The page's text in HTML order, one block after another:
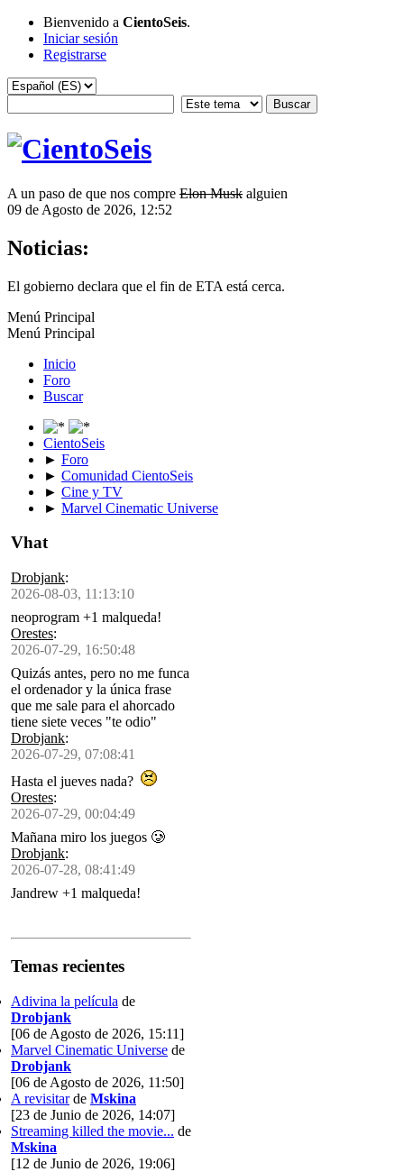
Bienvenido a CientoSeis.
Iniciar sesión
Registrarse
A un paso de que nos compre Elon Musk alguien
09 de Agosto de 2026, 12:52
Noticias:
El gobierno declara que el fin de ETA está cerca.
Menú Principal
Menú Principal
Inicio
Foro
Buscar
CientoSeis
► Foro
► Comunidad CientoSeis
► Cine y TV
► Marvel Cinematic Universe
Vhat
Drobjank:
2026-08-03, 11:13:10
neoprogram +1 malqueda!
Orestes:
2026-07-29, 16:50:48
Quizás antes, pero no me funca
el ordenador y la única frase
que me sale para el ahorcado
tiene siete veces "te odio"
Drobjank:
2026-07-29, 07:08:41
Hasta el jueves nada?
Orestes:
2026-07-29, 00:04:49
Mañana miro los juegos 🥲
Drobjank:
2026-07-28, 08:41:49
Jandrew +1 malqueda!
Temas recientes
Adivina la película de
Drobjank
[06 de Agosto de 2026, 15:11]
Marvel Cinematic Universe de
Drobjank
[06 de Agosto de 2026, 11:50]
A revisitarde Mskina
[23 de Junio de 2026, 14:07]
Streaming killed the movie... de
Mskina
[12 de Junio de 2026, 19:06]